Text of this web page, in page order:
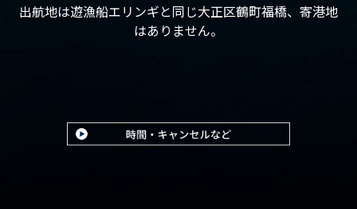
出航地は遊漁船エリンギと同じ大正区鶴町福橋、寄港地
はありません。